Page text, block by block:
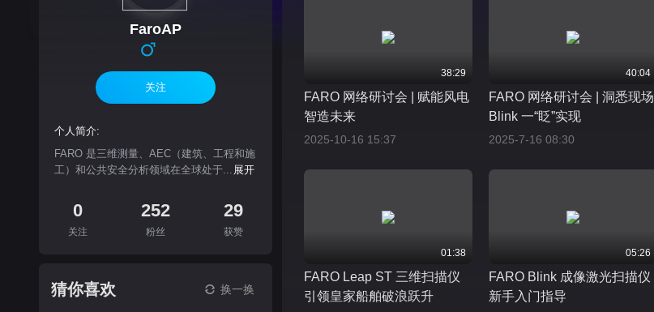
FaroAP
关注
个人简介:
FARO 是三维测量、AEC（建筑、工程和施
工）和公共安全分析领域在全球处于... 展开
0
关注
252
粉丝
29
获赞
猜你喜欢 换一换
38:29
FARO 网络研讨会 | 赋能风电
智造未来
2025-10-16 15:37
40:04
FARO 网络研讨会 | 洞悉现场
Blink 一“眨”实现
2025-7-16 08:30
01:38
FARO Leap ST 三维扫描仪
引领皇家船舶破浪跃升
05:26
FARO Blink 成像激光扫描仪
新手入门指导